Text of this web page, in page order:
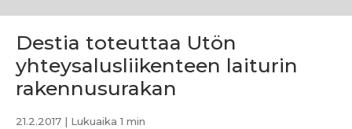
Destia toteuttaa Utön
yhteysalusliikenteen laiturin
rakennusurakan
21.2.2017 | Lukuaika 1 min